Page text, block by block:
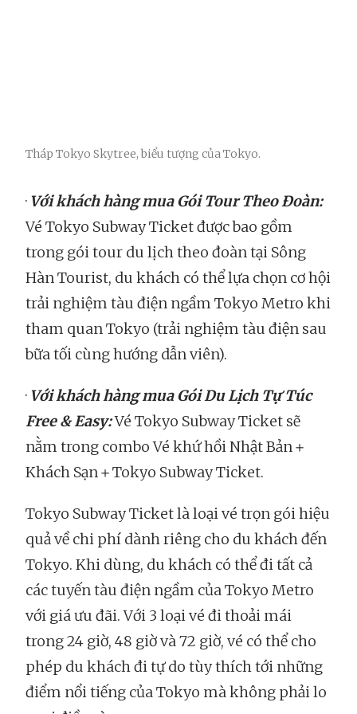
Tháp Tokyo Skytree, biểu tượng của Tokyo.
· Với khách hàng mua Gói Tour Theo Đoàn:
Vé Tokyo Subway Ticket được bao gồm
trong gói tour du lịch theo đoàn tại Sông
Hàn Tourist, du khách có thể lựa chọn cơ hội
trải nghiệm tàu điện ngầm Tokyo Metro khi
tham quan Tokyo (trải nghiệm tàu điện sau
bữa tối cùng hướng dẫn viên).
· Với khách hàng mua Gói Du Lịch Tự Túc
Free & Easy:Vé Tokyo Subway Ticket sẽ
nằm trong combo Vé khứ hồi Nhật Bản＋
Khách Sạn＋Tokyo Subway Ticket.
Tokyo Subway Ticket là loại vé trọn gói hiệu
quả về chi phí dành riêng cho du khách đến
Tokyo. Khi dùng, du khách có thể đi tất cả
các tuyến tàu điện ngầm của Tokyo Metro
với giá ưu đãi. Với 3 loại vé đi thoải mái
trong 24 giờ, 48 giờ và 72 giờ, vé có thể cho
phép du khách đi tự do tùy thích tới những
điểm nổi tiếng của Tokyo mà không phải lo